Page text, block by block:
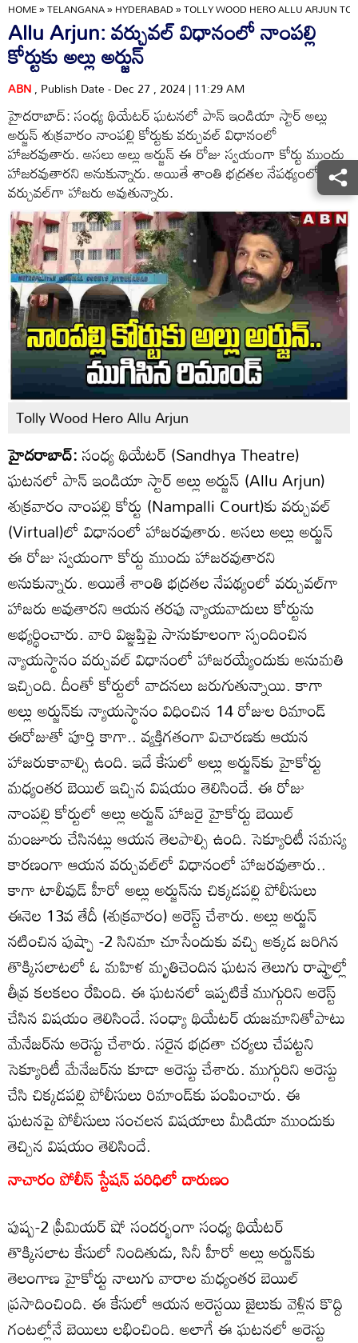
HOME»TELANGANA»HYDERABAD»TOLLY WOOD HERO ALLU ARJUN TO
Allu Arjun: వర్చువల్‌ విధానంలో నాంపల్లి
కోర్టుకు అల్లు అర్జున్
ABN, Publish Date - Dec 27 , 2024 | 11:29 AM
హైదరాబాద్: సంధ్య థియేటర్ ఘటనలో పాన్ ఇండియా స్టార్ అల్లు
అర్జున్‌ శుక్రవారం నాంపల్లి కోర్టుకు వర్చువల్‌ విధానంలో
హాజరవుతారు. అసలు అల్లు అర్జున్ ఈ రోజు స్వయంగా కోర్టు ముందు
హాజరవుతారని అనుకున్నారు. అయితే శాంతి భద్రతల నేపథ్యంలో
వర్చువల్‌గా హాజరు అవుతున్నారు.
Tolly Wood Hero Allu Arjun
హైదరాబాద్:సంధ్య థియేటర్ (Sandhya Theatre)
ఘటనలో పాన్ ఇండియా స్టార్ అల్లు అర్జున్‌ (Allu Arjun)
శుక్రవారం నాంపల్లి కోర్టు (Nampalli Court)కు వర్చువల్‌
(Virtual)లో విధానంలో హాజరవుతారు. అసలు అల్లు అర్జున్
ఈ రోజు స్వయంగా కోర్టు ముందు హాజరవుతారని
అనుకున్నారు. అయితే శాంతి భద్రతల నేపథ్యంలో వర్చువల్‌గా
హాజరు అవుతారని ఆయన తరఫు న్యాయవాదులు కోర్టును
అభ్యర్థించారు. వారి విజ్ఞప్తిపై సానుకూలంగా స్పందించిన
న్యాయస్థానం వర్చువల్‌ విధానంలో హాజరయ్యేందుకు అనుమతి
ఇచ్చింది. దీంతో కోర్టులో వాదనలు జరుగుతున్నాయి. కాగా
అల్లు అర్జున్‌కు న్యాయస్థానం విధించిన 14 రోజుల రిమాండ్
ఈరోజుతో పూర్తి కాగా.. వ్యక్తిగతంగా విచారణకు ఆయన
హాజరుకావాల్సి ఉంది. ఇదే కేసులో అల్లు అర్జున్‌కు హైకోర్టు
మధ్యంతర బెయిల్ ఇచ్చిన విషయం తెలిసిందే. ఈ రోజు
నాంపల్లి కోర్టులో అల్లు అర్జున్ హాజరై హైకోర్టు బెయిల్
మంజూరు చేసినట్లు ఆయన తెలపాల్సి ఉంది. సెక్యూరిటీ సమస్య
కారణంగా ఆయన వర్చువల్‌లో విధానంలో హాజరవుతారు..
కాగా టాలీవుడ్ హీరో అల్లు అర్జున్‌ను చిక్కడపల్లి పోలీసులు
ఈనెల 13వ తేదీ (శుక్రవారం) అరెస్ట్ చేశారు. అల్లు అర్జున్
నటించిన పుష్పా -2 సినిమా చూసేందుకు వచ్చి అక్కడ జరిగిన
తొక్కిసలాటలో ఓ మహిళ మృతిచెందిన ఘటన తెలుగు రాష్ట్రాల్లో
తీవ్ర కలకలం రేపింది. ఈ ఘటనలో ఇప్పటికే ముగ్గురిని అరెస్ట్
చేసిన విషయం తెలిసిందే. సంధ్యా థియేటర్ యజమానితోపాటు
మేనేజర్‌ను అరెస్టు చేశారు. సరైన భద్రతా చర్యలు చేపట్టని
సెక్యూరిటీ మేనేజర్‌ను కూడా అరెస్టు చేశారు. ముగ్గురిని అరెస్టు
చేసి చిక్కడపల్లి పోలీసులు రిమాండ్‌కు పంపించారు. ఈ
ఘటనపై పోలీసులు సంచలన విషయాలు మీడియా ముందుకు
తెచ్చిన విషయం తెలిసిందే.
నాచారం పోలీస్ స్టేషన్ పరిధిలో దారుణం
పుష్ప-2 ప్రీమియర్‌ షో సందర్భంగా సంధ్య థియేటర్‌
తొక్కిసలాట కేసులో నిందితుడు, సినీ హీరో అల్లు అర్జున్‌కు
తెలంగాణ హైకోర్టు నాలుగు వారాల మధ్యంతర బెయిల్‌
ప్రసాదించింది. ఈ కేసులో ఆయన అరెస్టయి జైలుకు వెళ్లిన కొద్ది
గంటల్లోనే బెయిలు లభించింది. అలాగే ఈ ఘటనలో అరెస్టు